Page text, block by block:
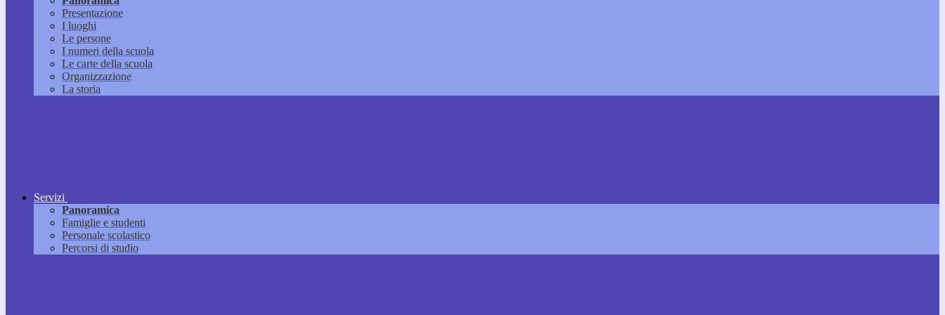
Presentazione
I luoghi
Le persone
I numeri della scuola
Le carte della scuola
Organizzazione
La storia
Servizi
Panoramica
Famiglie e studenti
Personale scolastico
Percorsi di studio